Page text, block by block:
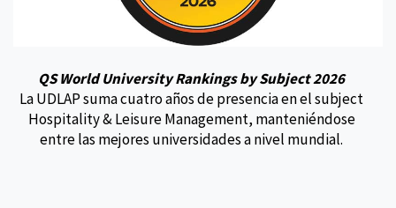
QS World University Rankings by Subject 2026
La UDLAP suma cuatro años de presencia en el subject
Hospitality & Leisure Management, manteniéndose
entre las mejores universidades a nivel mundial.